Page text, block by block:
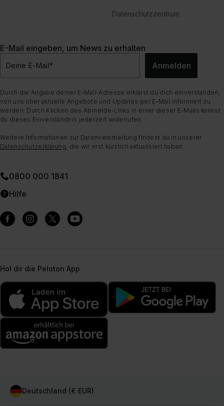
Datenschutzzentrum
E-Mail eingeben, um News zu erhalten
Deine E-Mail* Anmelden
Durch die Angabe deiner E-Mail-Adresse erklärst du dich einverstanden,
von uns über aktuelle Angebote und Updates per E-Mail informiert zu
werden. Durch Klicken des Abmelde-Links in einer dieser E-Mails kannst
du dieses Einverständnis jederzeit widerrufen.
Weitere Informationen zur Datenverarbeitung findest du in unserer
Datenschutzerklärung , die wir erst kürzlich aktualisiert haben.
0800 000 1841
Hilfe
Hol dir die Peloton App
Deutschland (€ EUR)